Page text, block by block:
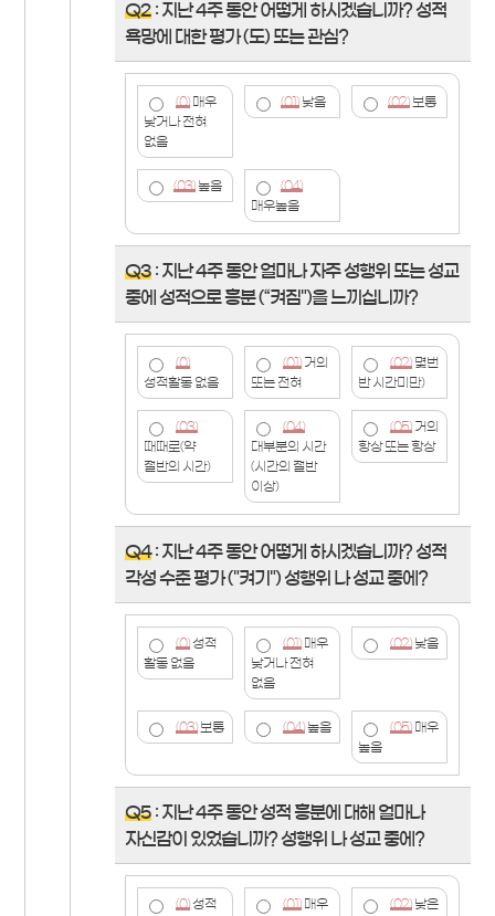
Q2: 지난 4주 동안 어떻게 하시겠습니까? 성적
욕망에 대한 평가 (도) 또는 관심?
(0)매우
낮거나 전혀
없음
(01)낮음 (02)보통
(03)높음
(04)
매우높음
Q3: 지난 4주 동안 얼마나 자주 성행위 또는 성교
중에 성적으로 흥분 (“켜짐")을 느끼십니까?
(0)
성적활동 없음
(01)거의
또는 전혀
(02)몇번
반 시간미만)
(03)
때때로(약
절반의 시간)
(04)
대부분의 시간
(시간의 절반
이상)
(05)거의
항상 또는 항상
Q4: 지난 4주 동안 어떻게 하시겠습니까? 성적
각성 수준 평가 ("켜기") 성행위 나 성교 중에?
(0)성적
활동 없음
(01)매우
낮거나 전혀
없음
(02)낮음
(03)보통 (04)높음 (05)매우
높음
Q5: 지난 4주 동안 성적 흥분에 대해 얼마나
자신감이 있었습니까? 성행위 나 성교 중에?
(0)성적
(01)매우
(02)낮은